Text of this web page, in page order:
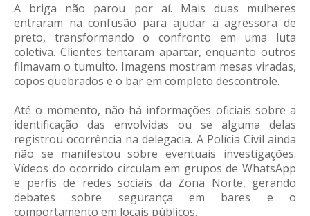
A briga não parou por aí. Mais duas mulheres
entraram na confusão para ajudar a agressora de
preto, transformando o confronto em uma luta
coletiva. Clientes tentaram apartar, enquanto outros
filmavam o tumulto. Imagens mostram mesas viradas,
copos quebrados e o bar em completo descontrole.
Até o momento, não há informações oficiais sobre a
identificação das envolvidas ou se alguma delas
registrou ocorrência na delegacia. A Polícia Civil ainda
não se manifestou sobre eventuais investigações.
Vídeos do ocorrido circulam em grupos de WhatsApp
e perfis de redes sociais da Zona Norte, gerando
debates sobre segurança em bares e o
comportamento em locais públicos.